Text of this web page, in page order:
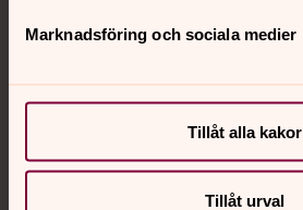
Marknadsföring och sociala medier
Tillåt alla kakor
Tillåt urval
Kontakt
Kalender